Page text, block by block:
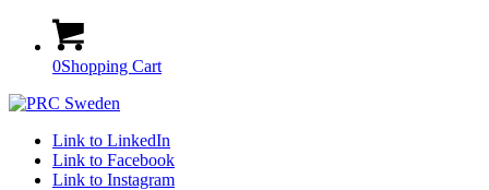
0Shopping Cart
Link to LinkedIn
Link to Facebook
Link to Instagram